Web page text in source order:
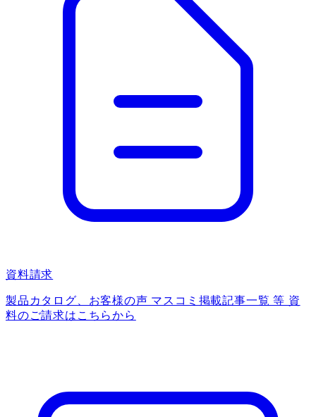
資料請求
製品カタログ、お客様の声 マスコミ掲載記事一覧 等 資
料のご請求はこちらから